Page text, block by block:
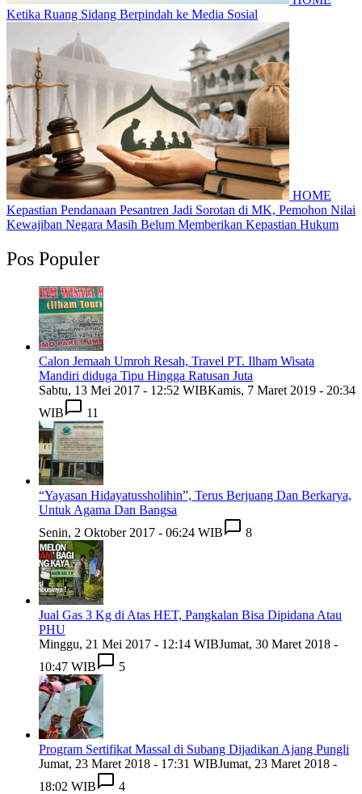
Ketika Ruang Sidang Berpindah ke Media Sosial
HOME
Kepastian Pendanaan Pesantren Jadi Sorotan di MK, Pemohon Nilai
Kewajiban Negara Masih Belum Memberikan Kepastian Hukum
Pos Populer
Calon Jemaah Umroh Resah, Travel PT. Ilham Wisata
Mandiri diduga Tipu Hingga Ratusan Juta
Sabtu, 13 Mei 2017 - 12:52 WIBKamis, 7 Maret 2019 - 20:34
WIB
11
“Yayasan Hidayatussholihin”, Terus Berjuang Dan Berkarya,
Untuk Agama Dan Bangsa
Senin, 2 Oktober 2017 - 06:24 WIB
8
Jual Gas 3 Kg di Atas HET, Pangkalan Bisa Dipidana Atau
PHU
Minggu, 21 Mei 2017 - 12:14 WIBJumat, 30 Maret 2018 -
10:47 WIB
5
Program Sertifikat Massal di Subang Dijadikan Ajang Pungli
Jumat, 23 Maret 2018 - 17:31 WIBJumat, 23 Maret 2018 -
18:02 WIB
4